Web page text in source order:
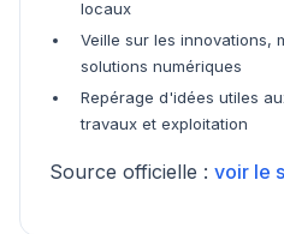
locaux
Veille sur les innovations,
solutions numériques
Repérage d'idées utiles
travaux et exploitation
Source officielle : voir le